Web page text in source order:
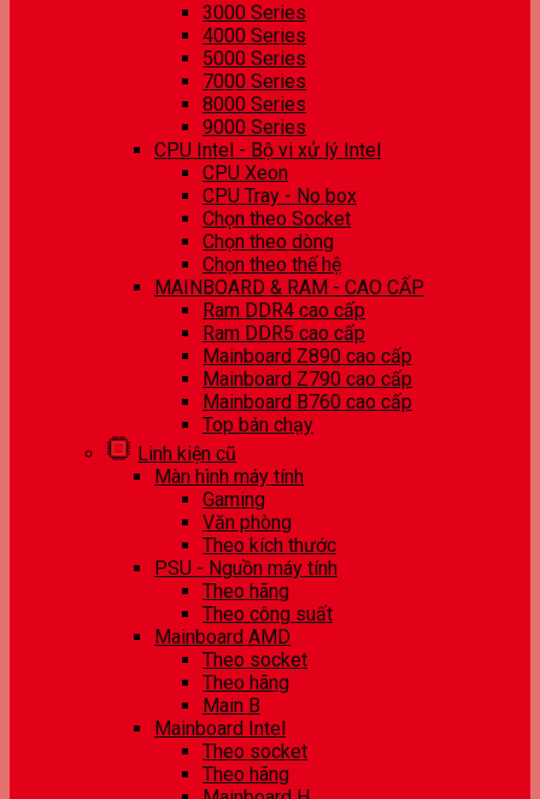
3000 Series
4000 Series
5000 Series
7000 Series
8000 Series
9000 Series
CPU Intel - Bộ vi xử lý Intel
CPU Xeon
CPU Tray - No box
Chọn theo Socket
Chọn theo dòng
Chọn theo thế hệ
MAINBOARD & RAM - CAO CẤP
Ram DDR4 cao cấp
Ram DDR5 cao cấp
Mainboard Z890 cao cấp
Mainboard Z790 cao cấp
Mainboard B760 cao cấp
Top bán chạy
Linh kiện cũ
Màn hình máy tính
Gaming
Văn phòng
Theo kích thước
PSU - Nguồn máy tính
Theo hãng
Theo công suất
Mainboard AMD
Theo socket
Theo hãng
Main B
Mainboard Intel
Theo socket
Theo hãng